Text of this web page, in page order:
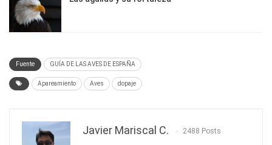
Fuente GUÍA DE LAS AVES DE ESPAÑA
Apareamiento Aves dopaje
Javier Mariscal C. 2488 Posts